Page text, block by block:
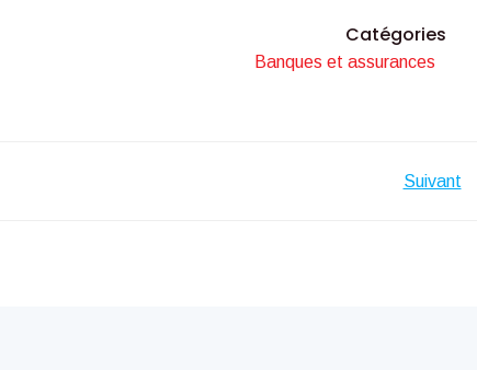
Catégories
Banques et assurances
Suivant